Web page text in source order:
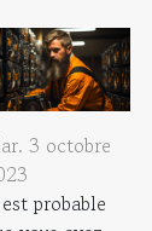
3 octobre
probable